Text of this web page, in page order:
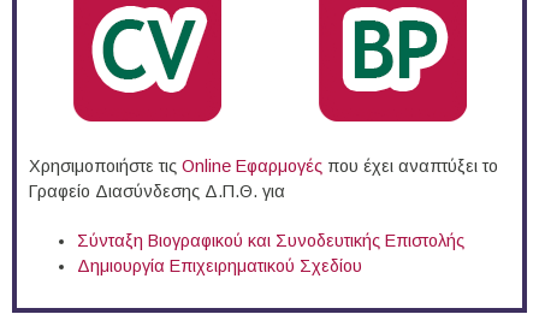
Χρησιμοποιήστε τις Online Eφαρμογές που έχει αναπτύξει το
Γραφείο Διασύνδεσης Δ.Π.Θ. για
Σύνταξη Βιογραφικού και Συνοδευτικής Επιστολής
Δημιουργία Επιχειρηματικού Σχεδίου